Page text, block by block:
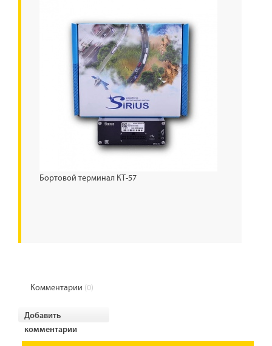
Бортовой терминал КТ-57
Комментарии (0)
Добавить
комментарии